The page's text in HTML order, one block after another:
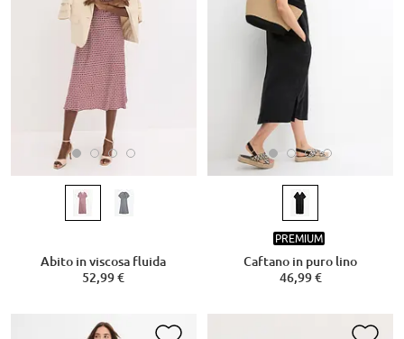
Abito in viscosa fluida
52,99 €
PREMIUM
Caftano in puro lino
46,99 €